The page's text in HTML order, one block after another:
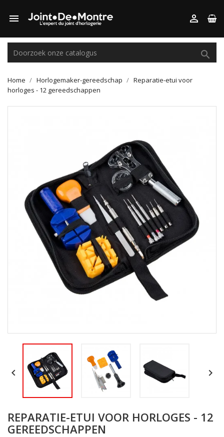
 

Home Horlogemaker-gereedschap
Reparatie-etui voor
horloges - 12 gereedschappen
 
REPARATIE-ETUI VOOR HORLOGES - 12
GEREEDSCHAPPEN